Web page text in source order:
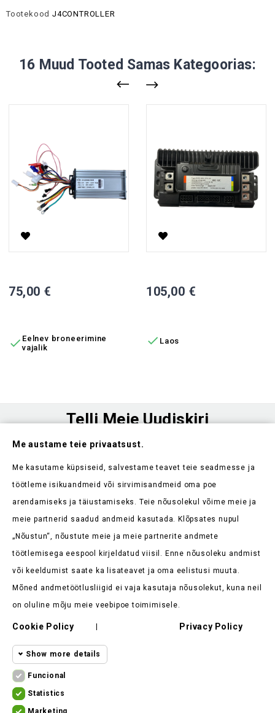
Tootekood J4CONTROLLER
16 Muud Tooted Samas Kategoorias:
Hind
75,00 €
Eelnev broneerimine
vajalik
Hind
105,00 €
 Laos
Telli Meie Uudiskiri
Ole esimene, kes saab teada meie uudistest ja kehtivatest

Tooted
Meie Ettevõte
Klient Ütleb
Me austame teie privaatsust.
Me kasutame küpsiseid, salvestame teavet teie seadmesse ja
töötleme isikuandmeid või sirvimisandmeid oma poe
arendamiseks ja täiustamiseks. Teie nõusolekul võime meie ja
meie partnerid saadud andmeid kasutada. Klõpsates nupul
„Nõustun“, nõustute meie ja meie partnerite andmete
töötlemisega eespool kirjeldatud viisil. Enne nõusoleku andmist
või keeldumist saate ka lisateavet ja oma eelistusi muuta.
Mõned andmetöötlusliigid ei vaja kasutaja nõusolekut, kuna neil
on oluline mõju meie veebipoe toimimisele.
Cookie Policy Privacy Policy
Show more details
Statistics
Funcional
Statistics
Marketing